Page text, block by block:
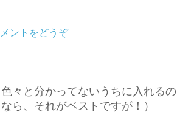
ントをどうぞ(習
い
つ
々と分かってないうちに入れるの
ら、それがベストですが！）